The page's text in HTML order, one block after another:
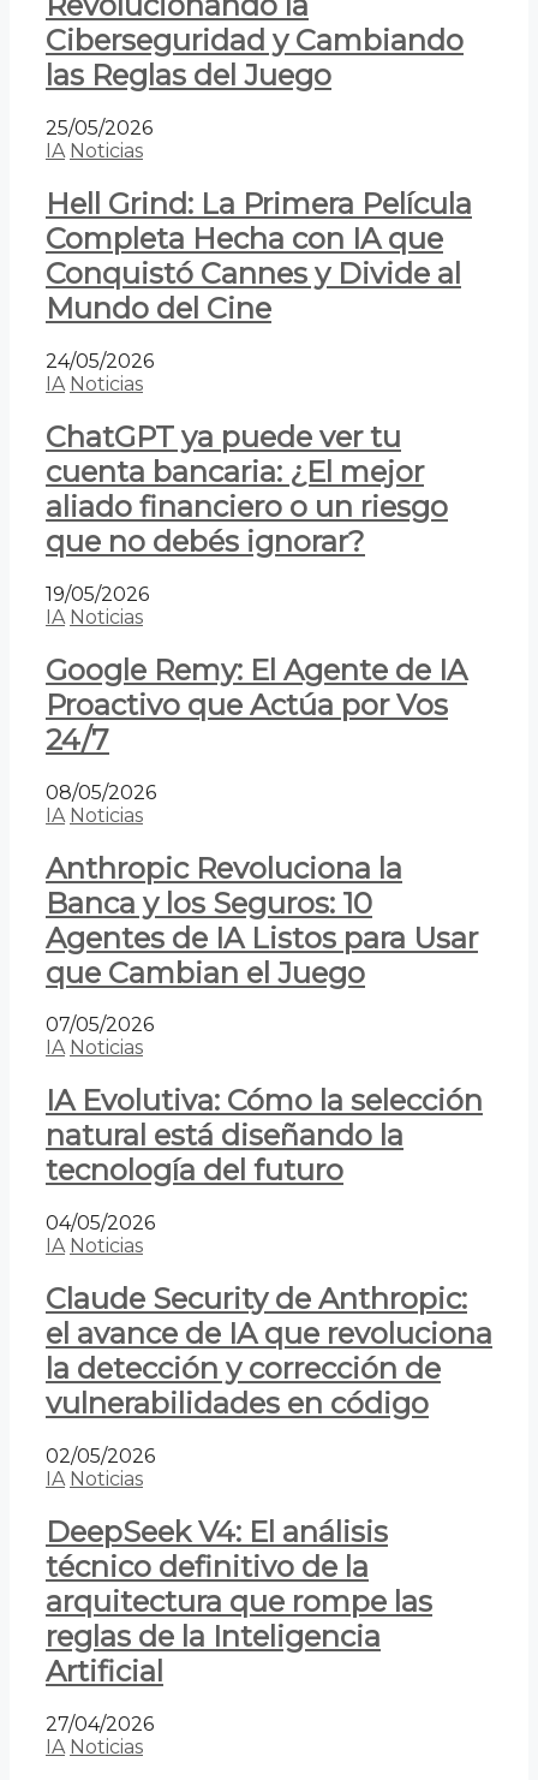
Ciberseguridad y Cambiando
las Reglas del Juego
25/05/2026
IA Noticias
Hell Grind: La Primera Película
Completa Hecha con IA que
Conquistó Cannes y Divide al
Mundo del Cine
24/05/2026
IA Noticias
ChatGPT ya puede ver tu
cuenta bancaria: ¿El mejor
aliado financiero o un riesgo
que no debés ignorar?
19/05/2026
IA Noticias
Google Remy: El Agente de IA
Proactivo que Actúa por Vos
24/7
08/05/2026
IA Noticias
Anthropic Revoluciona la
Banca y los Seguros: 10
Agentes de IA Listos para Usar
que Cambian el Juego
07/05/2026
IA Noticias
IA Evolutiva: Cómo la selección
natural está diseñando la
tecnología del futuro
04/05/2026
IA Noticias
Claude Security de Anthropic:
el avance de IA que revoluciona
la detección y corrección de
vulnerabilidades en código
02/05/2026
IA Noticias
DeepSeek V4: El análisis
técnico definitivo de la
arquitectura que rompe las
reglas de la Inteligencia
Artificial
27/04/2026
IA Noticias